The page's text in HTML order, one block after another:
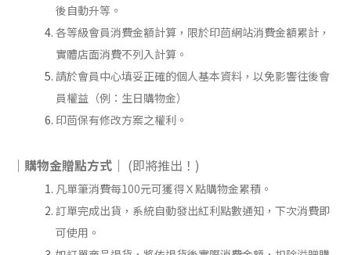
後自動升等。
各等級會員消費金額計算，限於印茴網站消費金額累計，
實體店面消費不列入計算。
請於會員中心填妥正確的個人基本資料，以免影響往後會
員權益（例：生日購物金）
印茴保有修改方案之權利。
｜購物金贈點方式｜ (即將推出！)
凡單筆消費每100元可獲得Ｘ點購物金累積。
訂單完成出貨，系統自動發出紅利點數通知，下次消費即
可使用。